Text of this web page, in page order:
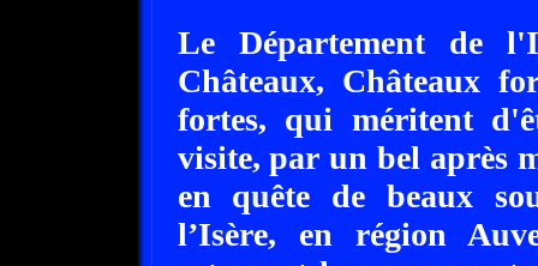
Le Département de
Châteaux, Châteaux
fortes, qui méritent
visite, par un bel après
en quête de beaux
l’Isère, en région